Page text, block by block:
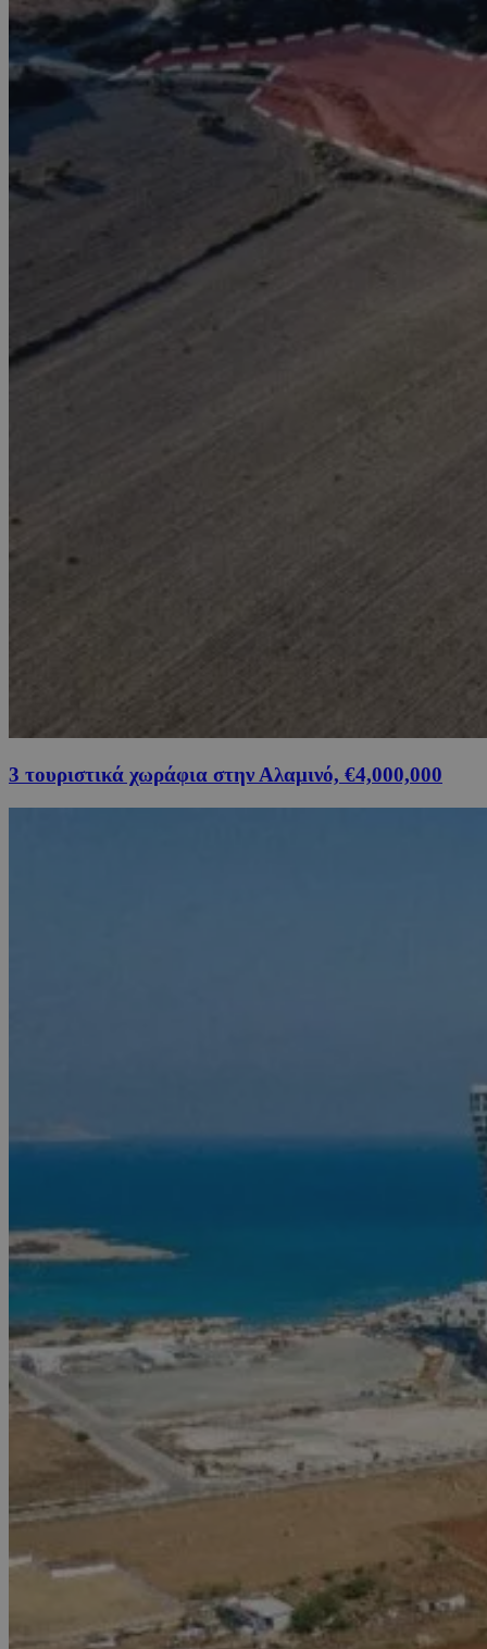
3 τουριστικά χωράφια στην Αλαμινό, €4,000,000